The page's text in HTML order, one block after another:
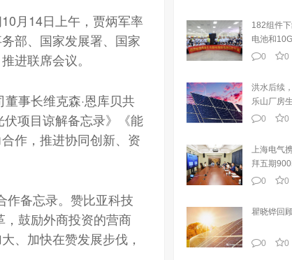
月14日上午，贾炳军率
部、国家发展署、国家
进联席会议。
事长维克森·恩库贝共
项目谅解备忘录》《能
作，推进协同创新、资
作备忘录。赞比亚科技
，鼓励外商投资的营商
、加快在赞发展步伐，
182组件
电池和
0
0
洪水后续
乐山厂房
0
0
上海电气
拜五期
0
0
瞿晓铧回
0 0